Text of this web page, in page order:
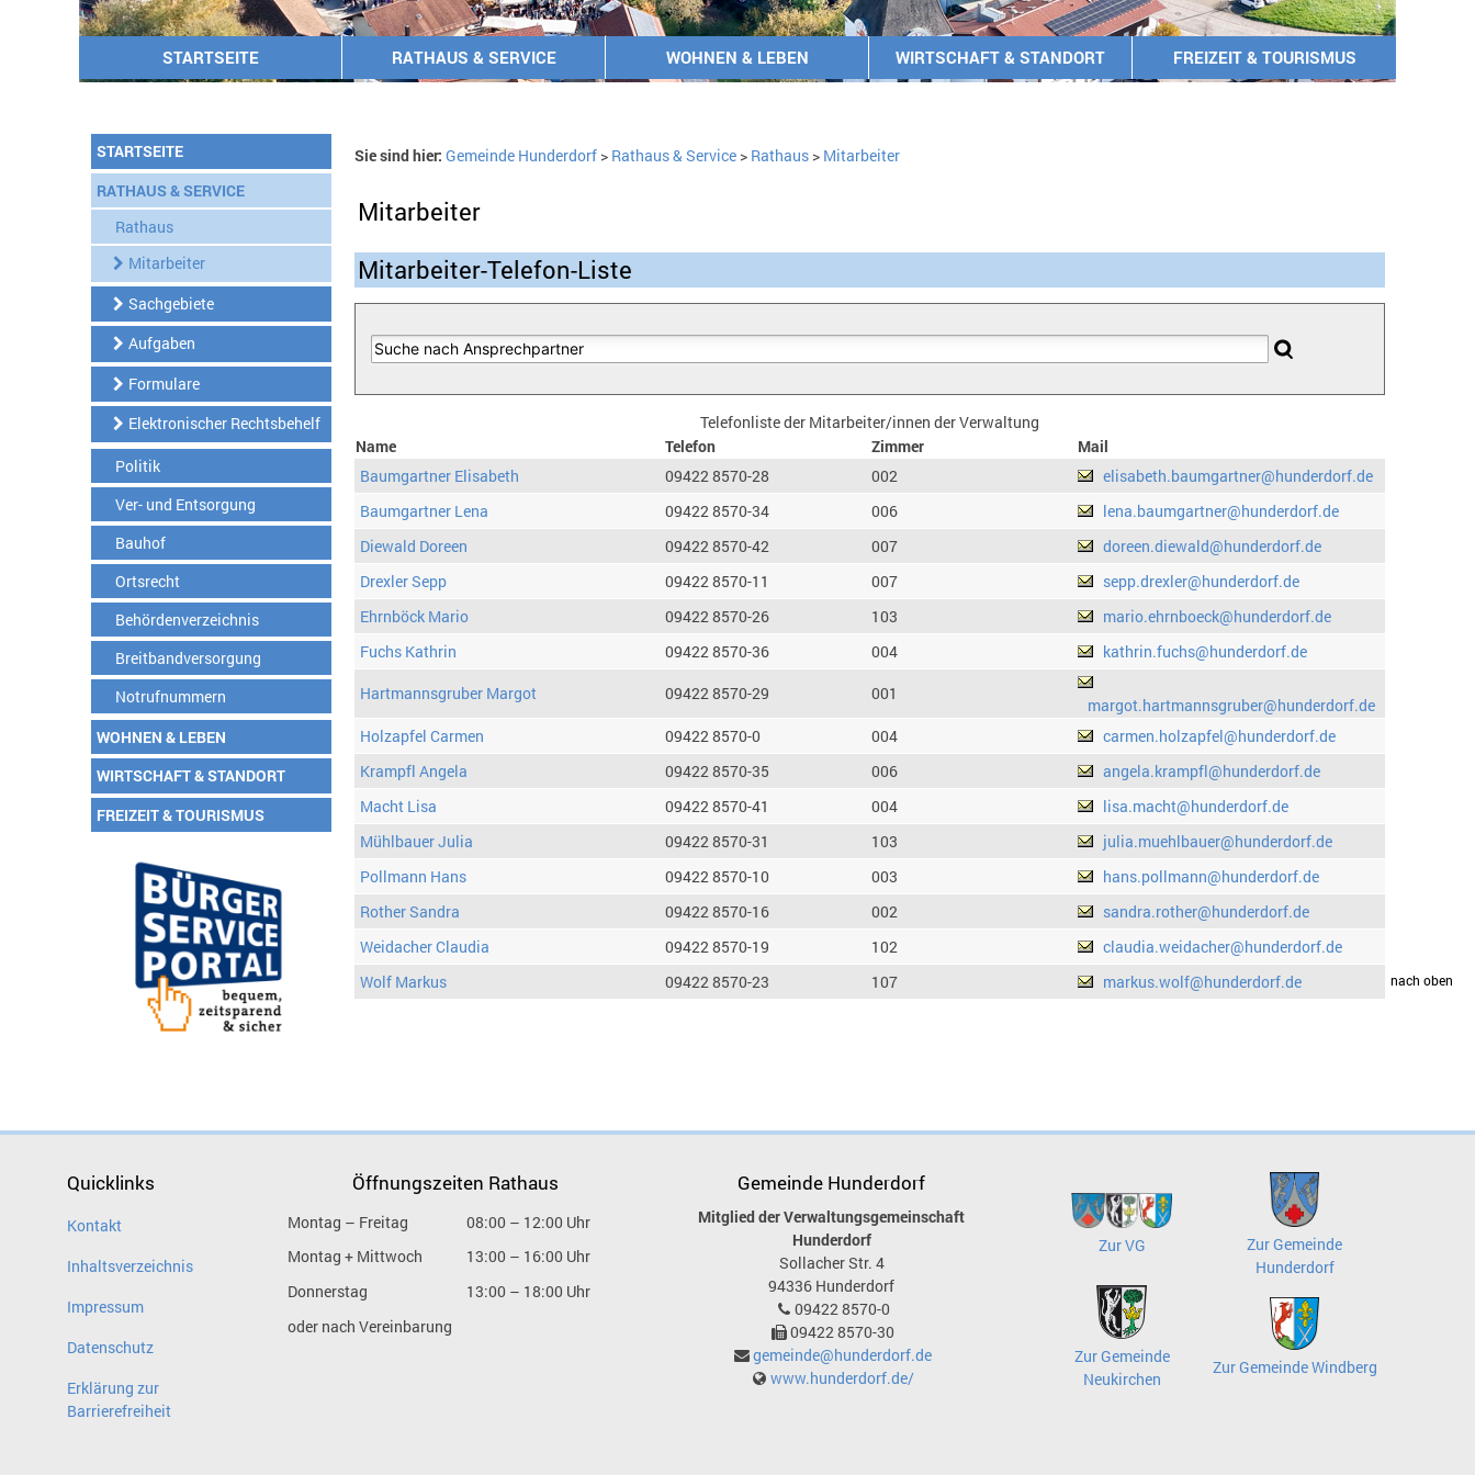
STARTSEITE RATHAUS & SERVICE WOHNEN & LEBEN WIRTSCHAFT & STANDORT FREIZEIT & TOURISMUS
STARTSEITE
RATHAUS & SERVICE
Rathaus
Mitarbeiter
Sachgebiete
Aufgaben
Formulare
Elektronischer Rechtsbehelf
Politik
Ver- und Entsorgung
Bauhof
Ortsrecht
Behördenverzeichnis
Breitbandversorgung
Notrufnummern
WOHNEN & LEBEN
WIRTSCHAFT & STANDORT
FREIZEIT & TOURISMUS
Sie sind hier: Gemeinde Hunderdorf> Rathaus & Service> Rathaus> Mitarbeiter
Mitarbeiter
Mitarbeiter-Telefon-Liste
Telefonliste der Mitarbeiter/innen der Verwaltung
Name
Telefon Zimmer
Mail
Baumgartner Elisabeth
09422 8570-28 002
elisabeth.baumgartner@hunderdorf.de
Baumgartner Lena
09422 8570-34 006
lena.baumgartner@hunderdorf.de
Diewald Doreen
09422 8570-42 007
doreen.diewald@hunderdorf.de
Drexler Sepp
09422 8570-11 007
sepp.drexler@hunderdorf.de
Ehrnböck Mario
09422 8570-26 103
mario.ehrnboeck@hunderdorf.de
Fuchs Kathrin
09422 8570-36 004
kathrin.fuchs@hunderdorf.de
Hartmannsgruber Margot
09422 8570-29 001
margot.hartmannsgruber@hunderdorf.de
Holzapfel Carmen
09422 8570-0 004
carmen.holzapfel@hunderdorf.de
Krampfl Angela
09422 8570-35 006
angela.krampfl@hunderdorf.de
Macht Lisa
09422 8570-41 004
lisa.macht@hunderdorf.de
Mühlbauer Julia
09422 8570-31 103
julia.muehlbauer@hunderdorf.de
Pollmann Hans
09422 8570-10 003
hans.pollmann@hunderdorf.de
Rother Sandra
09422 8570-16 002
sandra.rother@hunderdorf.de
Weidacher Claudia
09422 8570-19 102
claudia.weidacher@hunderdorf.de
Wolf Markus
09422 8570-23 107 markus.wolf@hunderdorf.dedrucken nach oben
Quicklinks
Kontakt
Inhaltsverzeichnis
Impressum
Datenschutz
Erklärung zur
Barrierefreiheit
Öffnungszeiten Rathaus
Montag – Freitag
08:00 – 12:00 Uhr
Montag + Mittwoch
13:00 – 16:00 Uhr
Donnerstag
13:00 – 18:00 Uhr
oder nach Vereinbarung
Gemeinde Hunderdorf
Mitglied der Verwaltungsgemeinschaft
Hunderdorf
Sollacher Str. 4
94336 Hunderdorf
09422 8570-0
09422 8570-30
gemeinde@hunderdorf.de
www.hunderdorf.de/
Zur VG
Zur Gemeinde
Hunderdorf
Zur Gemeinde
Neukirchen
Zur Gemeinde Windberg